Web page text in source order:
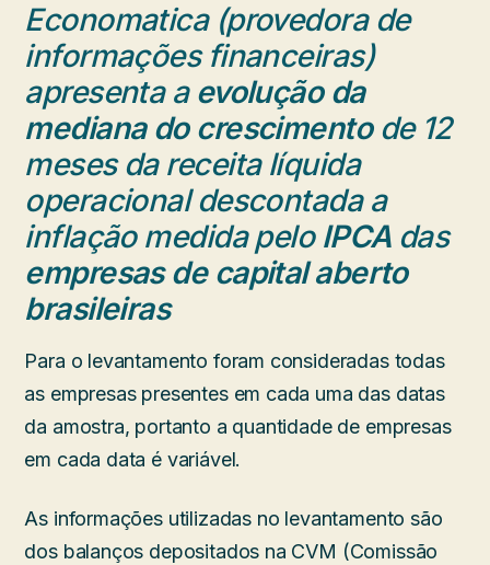
Economatica (provedora de
informações financeiras)
apresenta a evolução da
mediana do crescimentode 12
meses da receita líquida
operacional descontada a
inflação medida pelo IPCAdas
empresas de capital aberto
brasileiras
Para o levantamento foram consideradas todas
as empresas presentes em cada uma das datas
da amostra, portanto a quantidade de empresas
em cada data é variável.
As informações utilizadas no levantamento são
dos balanços depositados na CVM (Comissão